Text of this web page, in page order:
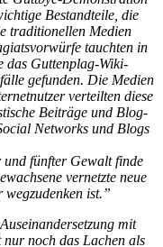
Bestandteile, die
traditionellen Medien
tauchten in
das Guttenplag-Wiki-
gefunden. Die Medien
verteilten diese
Beiträge und Blog-
Networks und Blogs
und fünfter Gewalt finde
vernetzte neue
ist.”
mit
noch das Lachen als